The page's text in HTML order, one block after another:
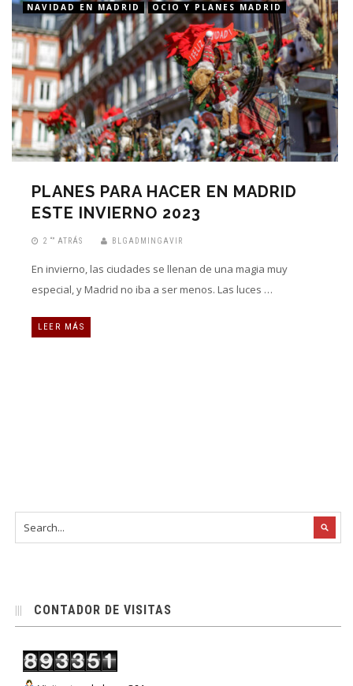
NAVIDAD EN MADRID
OCIO Y PLANES MADRID
PLANES PARA HACER EN MADRID
ESTE INVIERNO 2023
2 “” ATRÁS BLGADMINGAVIR
En invierno, las ciudades se llenan de una magia muy
especial, y Madrid no iba a ser menos. Las luces …
LEER MÁS
CONTADOR DE VISITAS